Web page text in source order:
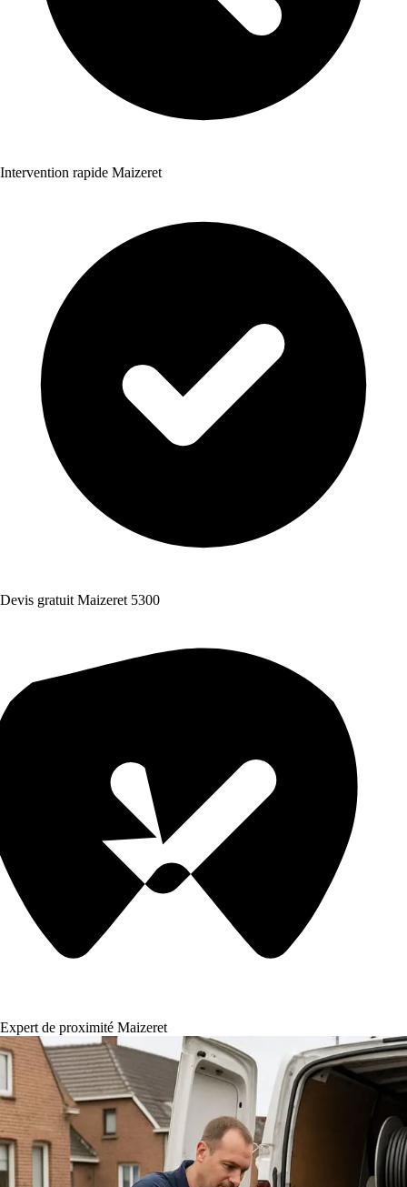
Intervention rapide Maizeret
Devis gratuit Maizeret 5300
Expert de proximité Maizeret